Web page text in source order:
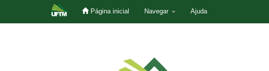
Página inicial Navegar Ajuda